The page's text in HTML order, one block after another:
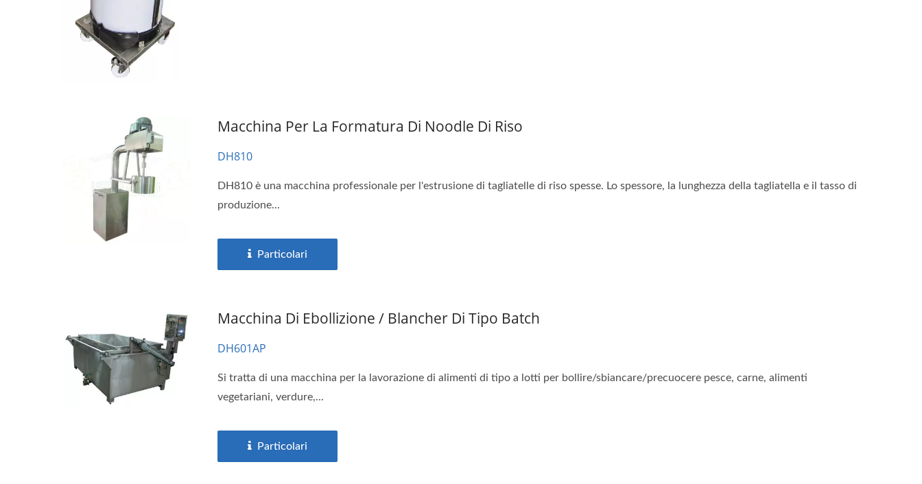
Macchina Per La Formatura Di Noodle Di Riso
DH810
DH810 è una macchina professionale per l'estrusione di tagliatelle di riso spesse. Lo spessore, la lunghezza della tagliatella e il tasso di
produzione...
Particolari
Macchina Di Ebollizione / Blancher Di Tipo Batch
DH601AP
Si tratta di una macchina per la lavorazione di alimenti di tipo a lotti per bollire/sbiancare/precuocere pesce, carne, alimenti
vegetariani, verdure,...
Particolari